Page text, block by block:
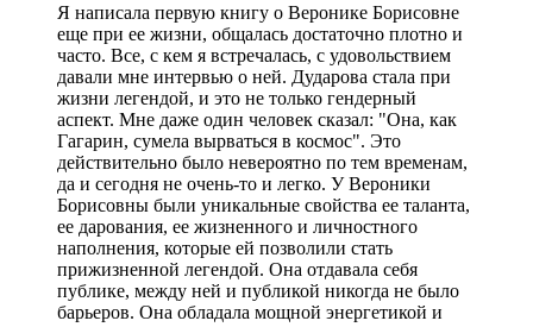
Я написала первую книгу о Веронике Борисовне
еще при ее жизни, общалась достаточно плотно и
часто. Все, с кем я встречалась, с удовольствием
давали мне интервью о ней. Дударова стала при
жизни легендой, и это не только гендерный
аспект. Мне даже один человек сказал: "Она, как
Гагарин, сумела вырваться в космос". Это
действительно было невероятно по тем временам,
да и сегодня не очень-то и легко. У Вероники
Борисовны были уникальные свойства ее таланта,
ее дарования, ее жизненного и личностного
наполнения, которые ей позволили стать
прижизненной легендой. Она отдавала себя
публике, между ней и публикой никогда не было
барьеров. Она обладала мощной энергетикой и